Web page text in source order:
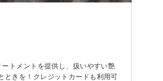
トメントを提供し、扱いやすい艶
ときを！クレジットカードも利用可